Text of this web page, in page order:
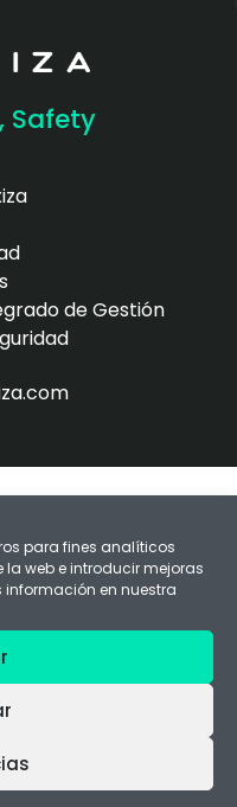
para fines analíticos
web e introducir mejoras
información en nuestra
Safety
de Gestión